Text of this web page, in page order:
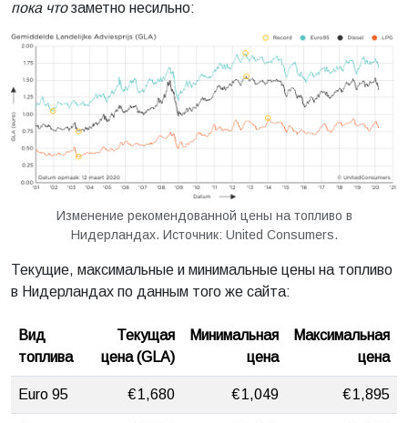
пока чтозаметно несильно:
Изменение рекомендованной цены на топливо в
Нидерландах. Источник: United Consumers.
Текущие, максимальные и минимальные цены на топливо
в Нидерландах по данным того же сайта:
Вид
топлива
Текущая
цена (GLA)
Минимальная
цена
Максимальная
цена
Euro 95 € 1,680 € 1,049 € 1,895